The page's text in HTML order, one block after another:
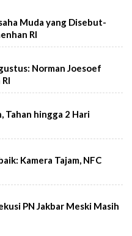
Muda yang Disebut-
RI
Norman Joesoef
Tahan hingga 2 Hari
Kamera Tajam, NFC
PN Jakbar Meski Masih